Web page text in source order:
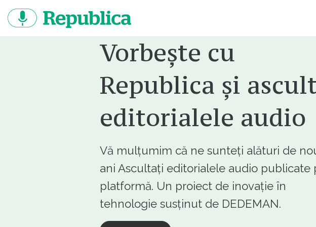
continut
Vorbește cu
Republica și
editorialele audio
Vă mulțumim că ne sunteți alături de
ani Ascultați editorialele audio publicate
platformă. Un proiect de inovație în
tehnologie susținut de DEDEMAN.